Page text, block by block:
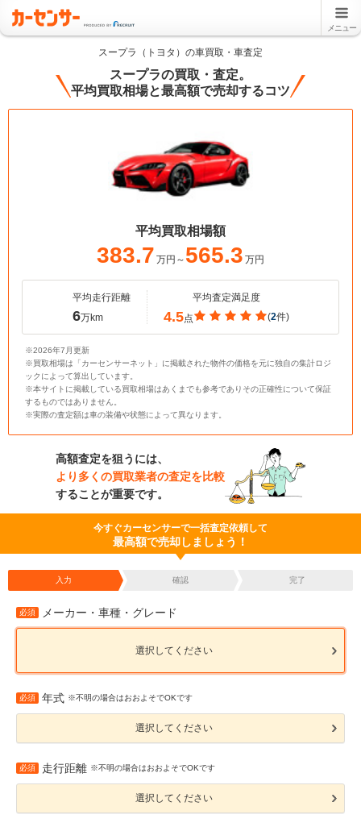
メニュー
スープラ（トヨタ）の車買取・車査定
スープラの買取・査定。
平均買取相場と最高額で売却するコツ
平均買取相場額
383.7 万円～ 565.3 万円
平均走行距離
6万km
平均査定満足度
4.5点 (2件)
※2026年7月更新
※買取相場は「カーセンサーネット」に掲載された物件の価格を元に独自の集計ロジ
ックによって算出しています。
※本サイトに掲載している買取相場はあくまでも参考でありその正確性について保証
するものではありません。
※実際の査定額は車の装備や状態によって異なります。
高額査定を狙うには、
より多くの買取業者の査定を比較
することが重要です。
今すぐカーセンサーで一括査定依頼して
最高額で売却しましょう！
入力 確認 完了
必須 メーカー・車種・グレード
選択してください
必須 年式 ※不明の場合はおおよそでOKです
選択してください
必須 走行距離 ※不明の場合はおおよそでOKです
選択してください